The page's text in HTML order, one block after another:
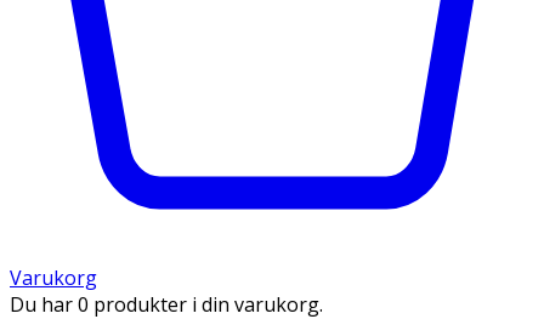
Varukorg
Du har 0 produkter i din varukorg.